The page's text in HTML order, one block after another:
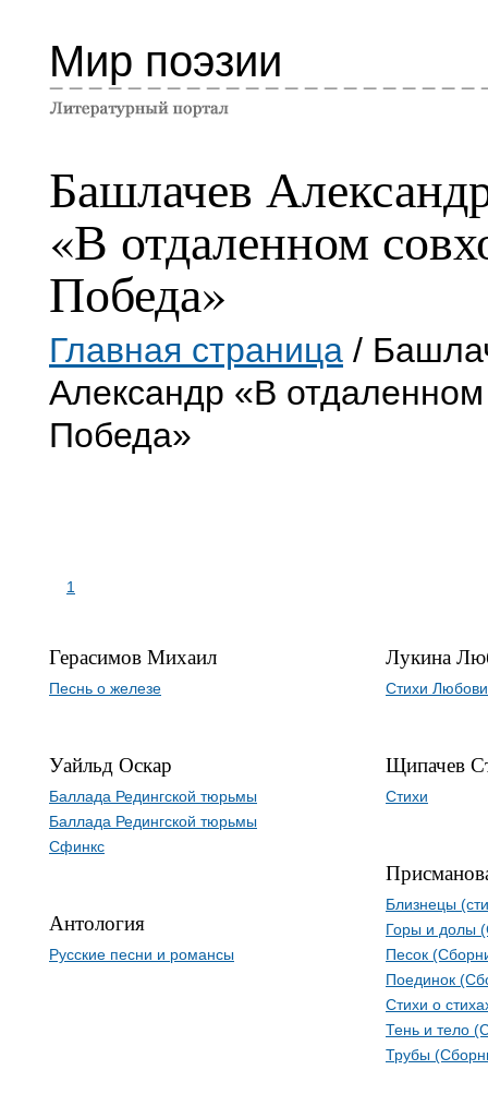
Мир поэзии
Башлачев
«В отдаленном
Победа»
Главная страница /
Александр «В отдаленном
Победа»
1
Герасимов Михаил
Песнь о железе
Уайльд Оскар
Баллада Редингской тюрьмы
Баллада Редингской тюрьмы
Сфинкс
Антология
Русские песни и романсы
Лукина
Стихи
Щипачев
Стихи
Близнецы
Гоpы и долы
Песок
Поединок
Стихи о
Тень и тело
Трубы